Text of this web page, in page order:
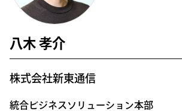
八木 孝介
株式会社新東通信
統合ビジネスソリューション本部